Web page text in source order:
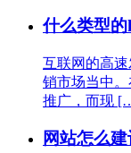
什么类型
互联网的高
销市场当中
推广，而现
网站怎么